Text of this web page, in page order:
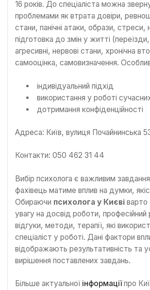
16 років. До спеціаліста можна
проблемами як втрата довіри,
стани, панічні атаки, образи, стреси,
підготовка до змін у житті
агресивні, нервові стани, хронічна
самооцінка, самовизначення.
індивідуальний підхід
використання у роботі
дотримання конфіденційності
Адреса: Київ, вулиця Почайнинська
Контакти: 050 462 31 44
Вибір психолога є важливим
фахівець матиме вплив на думки,
Обираючи психолога у Києві варто
увагу на досвід роботи, професійний
відгуки, методи, терапії, які
спеціаліст у роботі. Дані фактори
відображають результативність та
вирішення поставлених завдань.
Більше актуальної інформаціїпро